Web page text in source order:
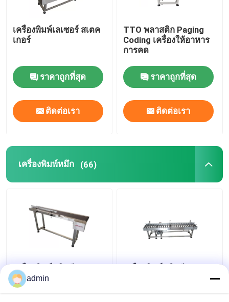
เครื่องพิมพ์เลเซอร์ สเตค
เกอร์
ราคาถูกที่สุด
ติดต่อเรา
TTO พลาสติก Paging
Coding เครื่องให้อาหาร
การคด
ราคาถูกที่สุด
ติดต่อเรา
เครื่องพิมพ์หมึก (66)
เครื่องพิมพ์ชนิดฉีดมะ
กรอก
เครื่องพิมพ์ชนิดฉีดมะ
admin